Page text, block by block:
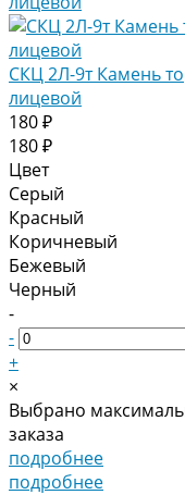
СКЦ 2Л-9т Камень
лицевой
180 ₽
180 ₽
Цвет
Серый
Красный
Коричневый
Бежевый
Черный
-
-
+
×
Выбрано
заказа
подробнее
подробнее